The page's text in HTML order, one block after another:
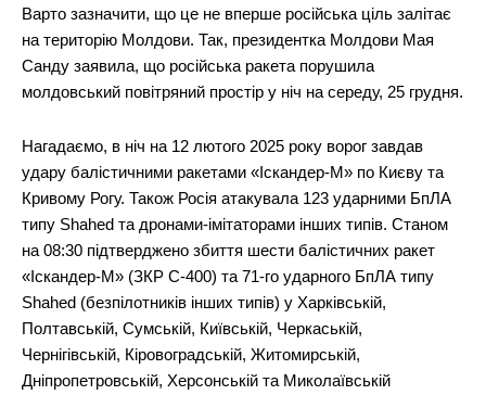
Варто зазначити, що це не вперше російська ціль залітає
на територію Молдови. Так, президентка Молдови Мая
Санду заявила, що російська ракета порушила
молдовський повітряний простір у ніч на середу, 25 грудня.
Нагадаємо, в ніч на 12 лютого 2025 року ворог завдав
удару балістичними ракетами «Іскандер-М» по Києву та
Кривому Рогу. Також Росія атакувала 123 ударними БпЛА
типу Shahed та дронами-імітаторами інших типів. Станом
на 08:30 підтверджено збиття шести балістичних ракет
«Іскандер-М» (ЗКР С-400) та 71-го ударного БпЛА типу
Shahed (безпілотників інших типів) у Харківській,
Полтавській, Сумській, Київській, Черкаській,
Чернігівській, Кіровоградській, Житомирській,
Дніпропетровській, Херсонській та Миколаївській